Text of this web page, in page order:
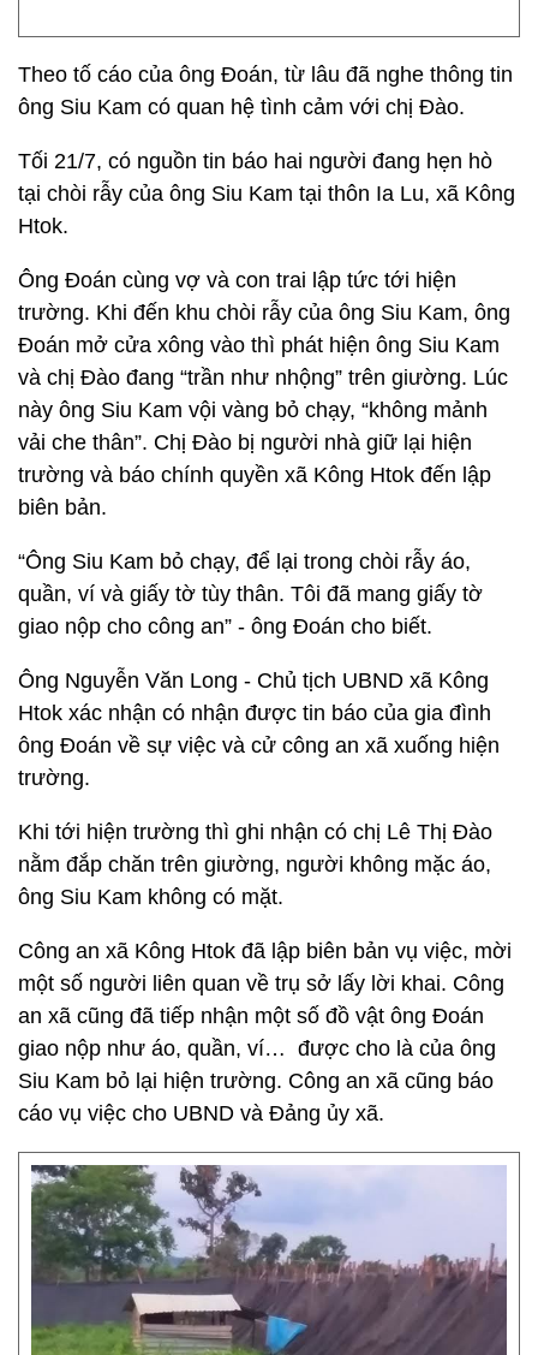
Theo tố cáo của ông Đoán, từ lâu đã nghe thông tin
ông Siu Kam có quan hệ tình cảm với chị Đào.
Tối 21/7, có nguồn tin báo hai người đang hẹn hò
tại chòi rẫy của ông Siu Kam tại thôn Ia Lu, xã Kông
Htok.
Ông Đoán cùng vợ và con trai lập tức tới hiện
trường. Khi đến khu chòi rẫy của ông Siu Kam, ông
Đoán mở cửa xông vào thì phát hiện ông Siu Kam
và chị Đào đang “trần như nhộng” trên giường. Lúc
này ông Siu Kam vội vàng bỏ chạy, “không mảnh
vải che thân”. Chị Đào bị người nhà giữ lại hiện
trường và báo chính quyền xã Kông Htok đến lập
biên bản.
“Ông Siu Kam bỏ chạy, để lại trong chòi rẫy áo,
quần, ví và giấy tờ tùy thân. Tôi đã mang giấy tờ
giao nộp cho công an” - ông Đoán cho biết.
Ông Nguyễn Văn Long - Chủ tịch UBND xã Kông
Htok xác nhận có nhận được tin báo của gia đình
ông Đoán về sự việc và cử công an xã xuống hiện
trường.
Khi tới hiện trường thì ghi nhận có chị Lê Thị Đào
nằm đắp chăn trên giường, người không mặc áo,
ông Siu Kam không có mặt.
Công an xã Kông Htok đã lập biên bản vụ việc, mời
một số người liên quan về trụ sở lấy lời khai. Công
an xã cũng đã tiếp nhận một số đồ vật ông Đoán
giao nộp như áo, quần, ví… được cho là của ông
Siu Kam bỏ lại hiện trường. Công an xã cũng báo
cáo vụ việc cho UBND và Đảng ủy xã.